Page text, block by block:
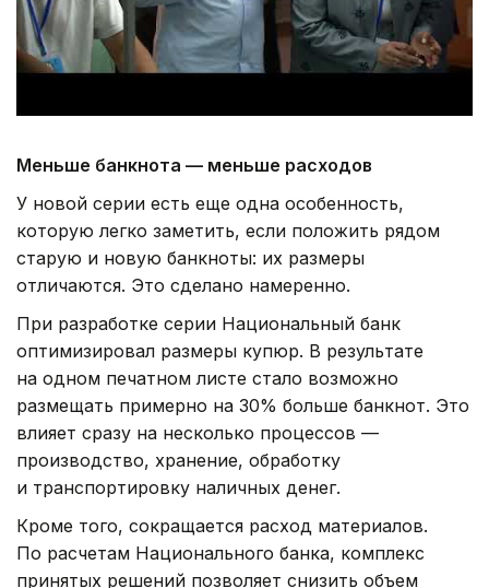
Меньше банкнота — меньше расходов
У новой серии есть еще одна особенность,
которую легко заметить, если положить рядом
старую и новую банкноты: их размеры
отличаются. Это сделано намеренно.
При разработке серии Национальный банк
оптимизировал размеры купюр. В результате
на одном печатном листе стало возможно
размещать примерно на 30% больше банкнот. Это
влияет сразу на несколько процессов —
производство, хранение, обработку
и транспортировку наличных денег.
Кроме того, сокращается расход материалов.
По расчетам Национального банка, комплекс
принятых решений позволяет снизить объем